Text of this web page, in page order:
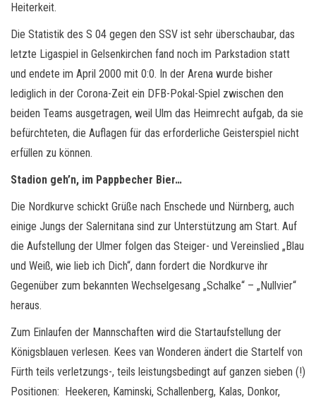
Heiterkeit.
Die Statistik des S 04 gegen den SSV ist sehr überschaubar, das
letzte Ligaspiel in Gelsenkirchen fand noch im Parkstadion statt
und endete im April 2000 mit 0:0. In der Arena wurde bisher
lediglich in der Corona-Zeit ein DFB-Pokal-Spiel zwischen den
beiden Teams ausgetragen, weil Ulm das Heimrecht aufgab, da sie
befürchteten, die Auflagen für das erforderliche Geisterspiel nicht
erfüllen zu können.
Stadion geh’n, im Pappbecher Bier…
Die Nordkurve schickt Grüße nach Enschede und Nürnberg, auch
einige Jungs der Salernitana sind zur Unterstützung am Start. Auf
die Aufstellung der Ulmer folgen das Steiger- und Vereinslied „Blau
und Weiß, wie lieb ich Dich“, dann fordert die Nordkurve ihr
Gegenüber zum bekannten Wechselgesang „Schalke“ – „Nullvier“
heraus.
Zum Einlaufen der Mannschaften wird die Startaufstellung der
Königsblauen verlesen. Kees van Wonderen ändert die Startelf von
Fürth teils verletzungs-, teils leistungsbedingt auf ganzen sieben (!)
Positionen: Heekeren, Kaminski, Schallenberg, Kalas, Donkor,